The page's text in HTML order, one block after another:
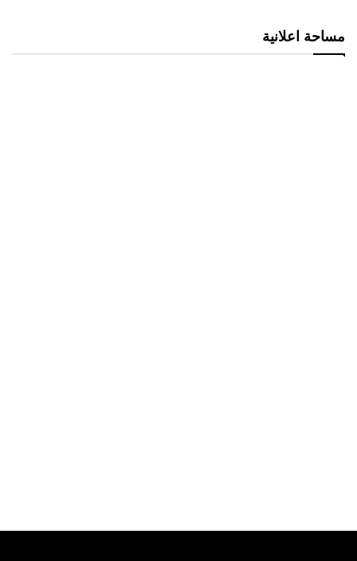
مساحة اعلانية